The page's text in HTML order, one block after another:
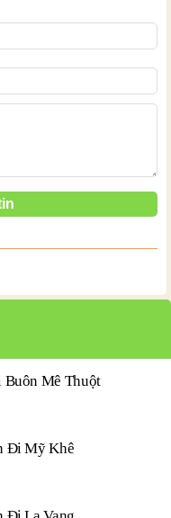
Mê Thuột
Đi Mỹ Khê